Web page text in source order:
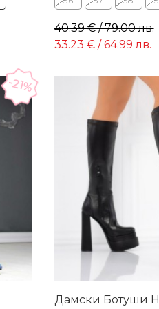
40.39 € / 79.00 лв.
33.23 € / 64.99 лв.
-21%
Дамски Ботуши